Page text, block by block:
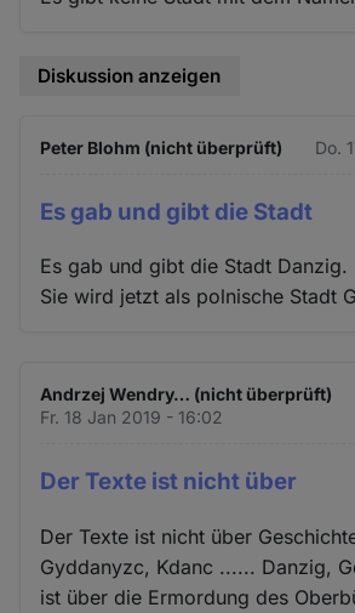
Diskussion anzeigen
Peter Blohm (nicht überprüft) Do.
Es gab und gibt die Stadt
Es gab und gibt die Stadt Danzig.
Sie wird jetzt als polnische Stadt
Andrzej Wendry… (nicht überprüft)
Fr. 18 Jan 2019 - 16:02
Der Texte ist nicht über
Der Texte ist nicht über
Gyddanyzc, Kdanc ...... Danzig,
ist über die Ermordung des